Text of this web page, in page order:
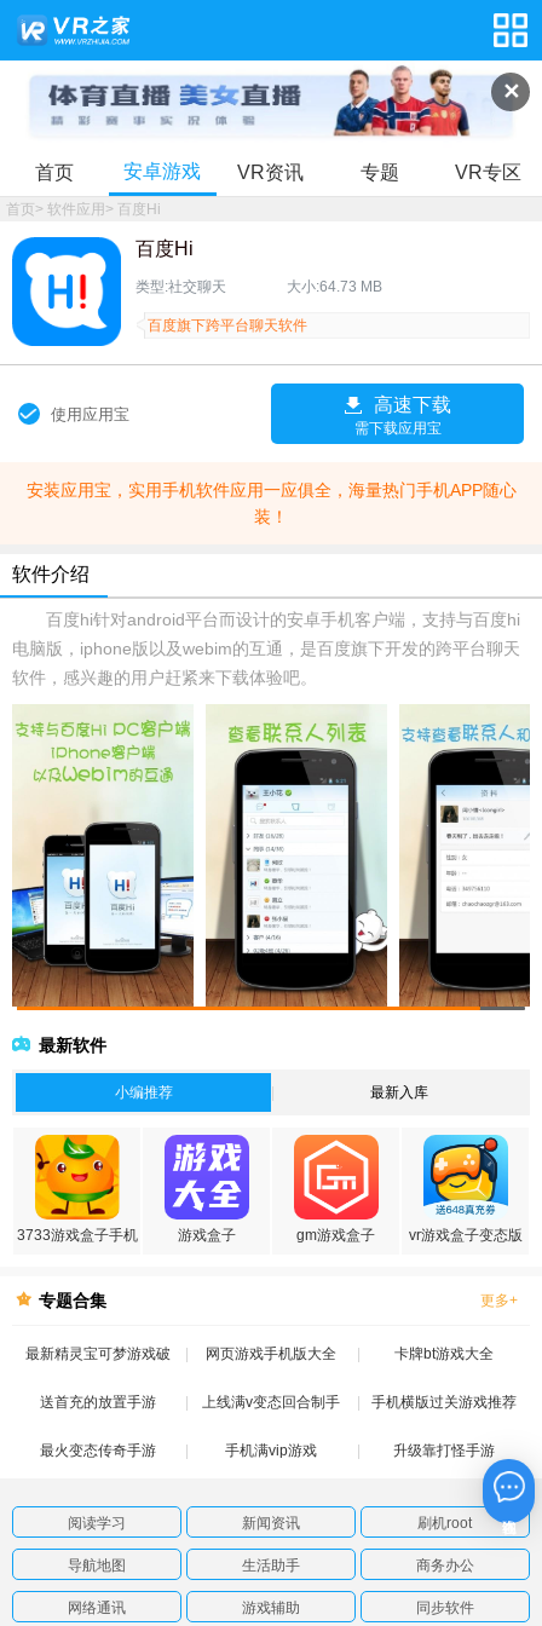
✕
首页 安卓游戏 VR资讯 专题 VR专区
首页> 软件应用> 百度Hi
百度Hi
类型:社交聊天 大小:64.73 MB
百度旗下跨平台聊天软件
使用应用宝 高速下载
需下载应用宝
安装应用宝，实用手机软件应用一应俱全，海量热门手机APP随心
装！
软件介绍
百度hi针对android平台而设计的安卓手机客户端，支持与百度hi
电脑版，iphone版以及webim的互通，是百度旗下开发的跨平台聊天
软件，感兴趣的用户赶紧来下载体验吧。
最新软件
小编推荐 最新入库
3733游戏盒子手机
游戏盒子 gm游戏盒子 vr游戏盒子变态版
专题合集 更多+
最新精灵宝可梦游戏破
解版
网页游戏手机版大全 卡牌bt游戏大全
送首充的放置手游 上线满v变态回合制手
游
手机横版过关游戏推荐
最火变态传奇手游 手机满vip游戏 升级靠打怪手游
阅读学习 新闻资讯 刷机root
导航地图 生活助手 商务办公
网络通讯 游戏辅助 同步软件